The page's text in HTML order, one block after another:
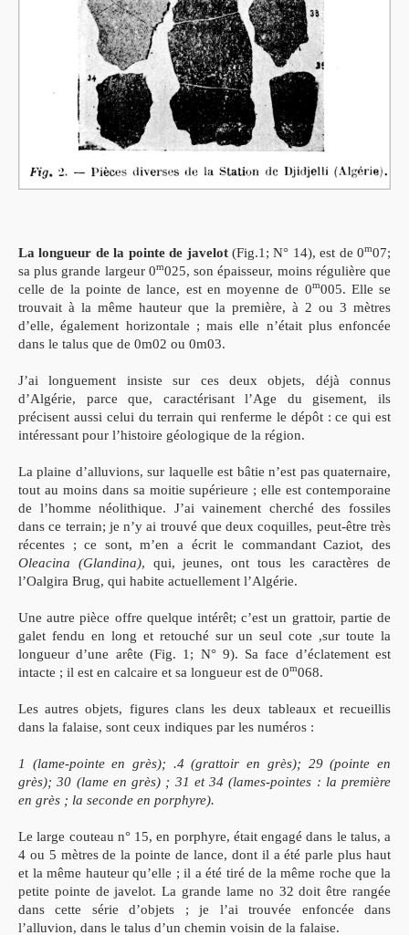
La longueur de la pointe de javelot(Fig.1; N° 14), est de 0m07;
sa plus grande largeur 0m025, son épaisseur, moins régulière que
celle de la pointe de lance, est en moyenne de 0m005. Elle se
trouvait à la même hauteur que la première, à 2 ou 3 mètres
d’elle, également horizontale ; mais elle n’était plus enfoncée
dans le talus que de 0m02 ou 0m03.
J’ai longuement insiste sur ces deux objets, déjà connus
d’Algérie, parce que, caractérisant l’Age du gisement, ils
précisent aussi celui du terrain qui renferme le dépôt : ce qui est
intéressant pour l’histoire géologique de la région.
La plaine d’alluvions, sur laquelle est bâtie n’est pas quaternaire,
tout au moins dans sa moitie supérieure ; elle est contemporaine
de l’homme néolithique. J’ai vainement cherché des fossiles
dans ce terrain; je n’y ai trouvé que deux coquilles, peut-être très
récentes ; ce sont, m’en a écrit le commandant Caziot, des
Oleacina (Glandina), qui, jeunes, ont tous les caractères de
l’Oalgira Brug, qui habite actuellement l’Algérie.
Une autre pièce offre quelque intérêt; c’est un grattoir, partie de
galet fendu en long et retouché sur un seul cote ,sur toute la
longueur d’une arête (Fig. 1; N° 9). Sa face d’éclatement est
intacte ; il est en calcaire et sa longueur est de 0m068.
Les autres objets, figures clans les deux tableaux et recueillis
dans la falaise, sont ceux indiques par les numéros :
1 (lame-pointe en grès); .4 (grattoir en grès); 29 (pointe en
grès); 30 (lame en grès) ; 31 et 34 (lames-pointes : la première
en grès ; la seconde en porphyre).
Le large couteau n° 15, en porphyre, était engagé dans le talus, a
4 ou 5 mètres de la pointe de lance, dont il a été parle plus haut
et la même hauteur qu’elle ; il a été tiré de la même roche que la
petite pointe de javelot. La grande lame no 32 doit être rangée
dans cette série d’objets ; je l’ai trouvée enfoncée dans
l’alluvion, dans le talus d’un chemin voisin de la falaise.